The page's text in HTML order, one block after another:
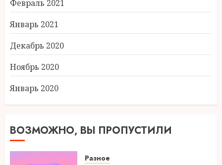
Февраль 2021
Январь 2021
Декабрь 2020
Ноябрь 2020
Январь 2020
ВОЗМОЖНО, ВЫ ПРОПУСТИЛИ
Разное